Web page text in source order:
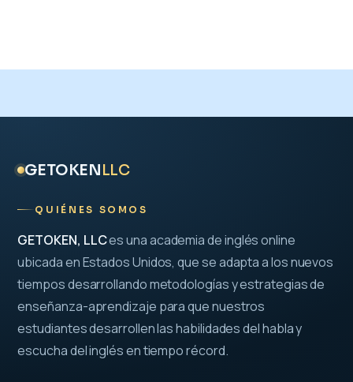
GETOKENLLC
QUIÉNES SOMOS
GETOKEN, LLCes una academia de inglés online
ubicada en Estados Unidos, que se adapta a los nuevos
tiempos desarrollando metodologías y estrategias de
enseñanza-aprendizaje para que nuestros
estudiantes desarrollen las habilidades del habla y
escucha del inglés en tiempo récord.